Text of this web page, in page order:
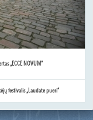
„ECCE NOVUM“
festivalis „Laudate pueri“